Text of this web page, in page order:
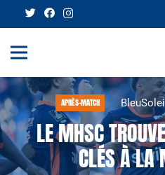
APRÈS-MATCH BleuSoleil
LE MHSC
CLÉS À LA